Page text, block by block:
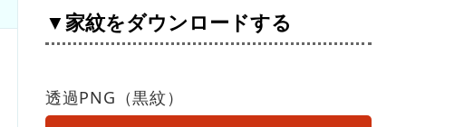
▼家紋をダウンロードする
透過PNG（黒紋）